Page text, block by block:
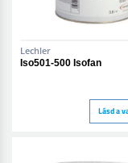
Lechler
Iso501-500 Isofan
Lásd a